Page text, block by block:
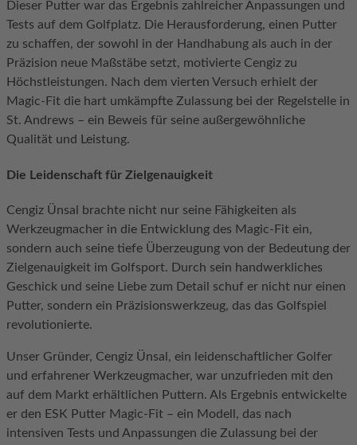
Dieser Putter war das Ergebnis zahlreicher Anpassungen und
Tests auf dem Golfplatz. Die Herausforderung, einen Putter
zu schaffen, der sowohl in der Handhabung als auch in der
Präzision neue Maßstäbe setzt, motivierte Cengiz zu
Höchstleistungen. Nach dem vierten Versuch erhielt der
Magic-Fit die hart umkämpfte Zulassung bei der Regelstelle in
St. Andrews – ein Beweis für seine außergewöhnliche
Qualität und Leistung.
Die Leidenschaft für Zielgenauigkeit
Cengiz Ünsal brachte nicht nur seine Fähigkeiten als
Werkzeugmacher in die Entwicklung des Magic-Fit ein,
sondern auch seine tiefe Überzeugung von der Bedeutung der
Zielgenauigkeit im Golfsport. Durch sein handwerkliches
Geschick und seine Liebe zum Detail schuf er nicht nur einen
Putter, sondern ein Präzisionswerkzeug, das das Golfspiel
revolutionierte.
Unser Gründer, Cengiz Ünsal, ein leidenschaftlicher Golfer
und erfahrener Werkzeugmacher, war unzufrieden mit den
auf dem Markt erhältlichen Puttern. Als Ergebnis entwickelte
er den ESK Putter Magic-Fit – ein Modell, das nach
intensiven Tests und Anpassungen die Zulassung bei der